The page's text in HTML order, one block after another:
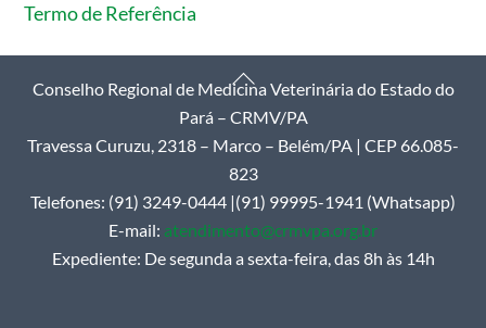
Termo de Referência
Back
Conselho Regional de Medicina Veterinária do Estado do
Pará – CRMV/PA
Travessa Curuzu, 2318 – Marco – Belém/PA | CEP 66.085-
823
Telefones: (91) 3249-0444 |(91) 99995-1941 (Whatsapp)
E-mail: atendimento@crmvpa.org.br
Expediente: De segunda a sexta-feira, das 8h às 14h